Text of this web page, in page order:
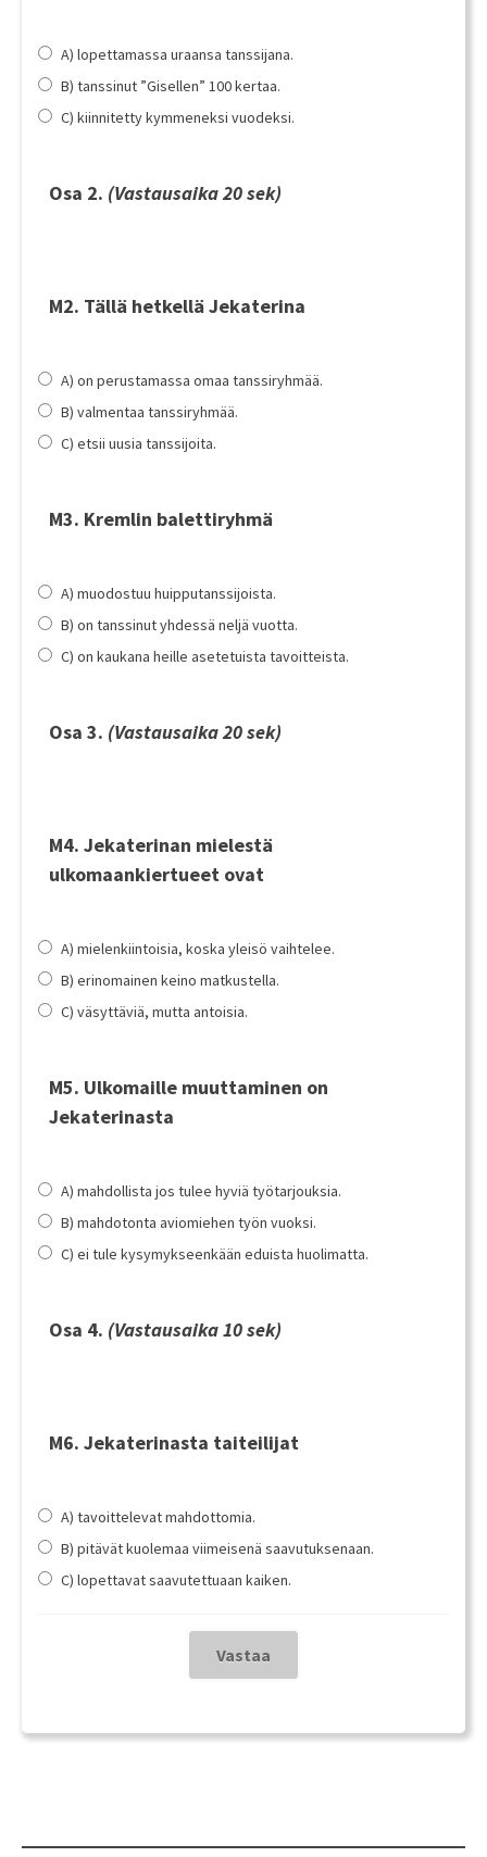
A) lopettamassa uraansa tanssijana.
B) tanssinut ”Gisellen” 100 kertaa.
C) kiinnitetty kymmeneksi vuodeksi.
Osa 2. (Vastausaika 20 sek)
M2. Tällä hetkellä Jekaterina
A) on perustamassa omaa tanssiryhmää.
B) valmentaa tanssiryhmää.
C) etsii uusia tanssijoita.
M3. Kremlin balettiryhmä
A) muodostuu huipputanssijoista.
B) on tanssinut yhdessä neljä vuotta.
C) on kaukana heille asetetuista tavoitteista.
Osa 3. (Vastausaika 20 sek)
M4. Jekaterinan mielestä
ulkomaankiertueet ovat
A) mielenkiintoisia, koska yleisö vaihtelee.
B) erinomainen keino matkustella.
C) väsyttäviä, mutta antoisia.
M5. Ulkomaille muuttaminen on
Jekaterinasta
A) mahdollista jos tulee hyviä työtarjouksia.
B) mahdotonta aviomiehen työn vuoksi.
C) ei tule kysymykseenkään eduista huolimatta.
Osa 4. (Vastausaika 10 sek)
M6. Jekaterinasta taiteilijat
A) tavoittelevat mahdottomia.
B) pitävät kuolemaa viimeisenä saavutuksenaan.
C) lopettavat saavutettuaan kaiken.